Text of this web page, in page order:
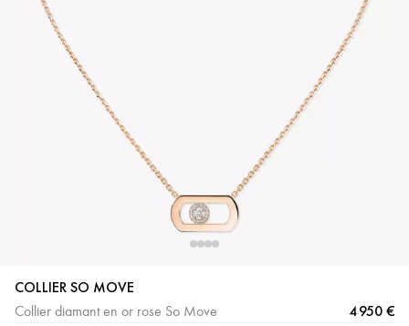
COLLIER SO MOVE
Collier diamant en or rose So Move 4 950 €
Or
Rose
Or